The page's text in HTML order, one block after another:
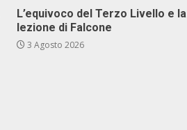
L’equivoco del Terzo Livello e la
lezione di Falcone
3 Agosto 2026